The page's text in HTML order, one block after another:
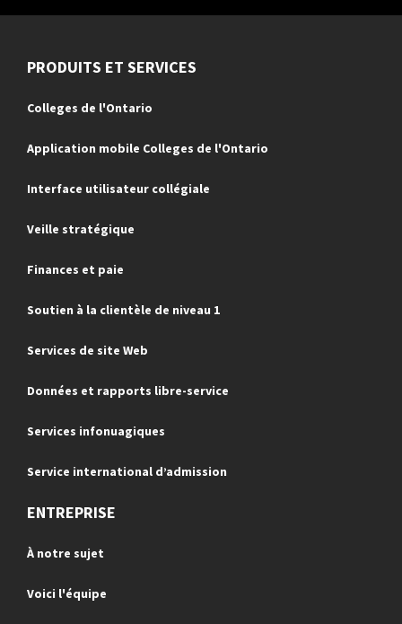
PRODUITS ET SERVICES
Colleges de l'Ontario
Application mobile Colleges de l'Ontario
Interface utilisateur collégiale
Veille stratégique
Finances et paie
Soutien à la clientèle de niveau 1
Services de site Web
Données et rapports libre-service
Services infonuagiques
Service international d’admission
ENTREPRISE
À notre sujet
Voici l'équipe